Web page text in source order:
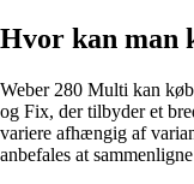
Hvor kan man
Weber 280 Multi kan
og Fix, der tilbyder et
variere afhængig af
anbefales at